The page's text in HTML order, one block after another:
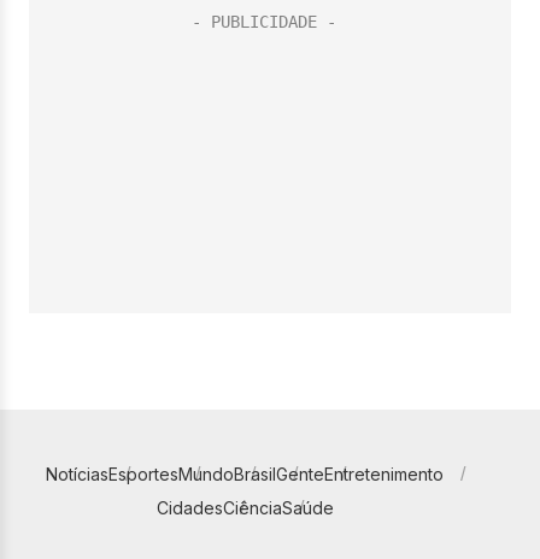
NotíciasEsportesMundoBrasilGenteEntretenimento
CidadesCiênciaSaúde